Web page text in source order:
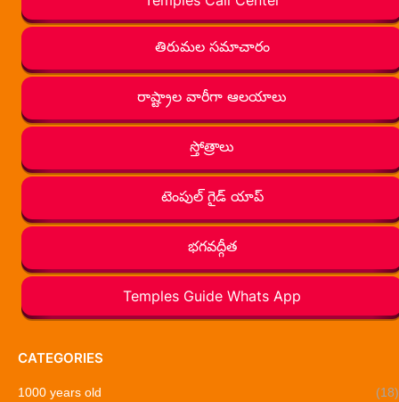
తిరుమల సమాచారం
రాష్ట్రాల వారీగా ఆలయాలు
స్తోత్రాలు
టెంపుల్ గైడ్ యాప్
భగవద్గీత
Temples Guide Whats App
CATEGORIES
1000 years old (18)